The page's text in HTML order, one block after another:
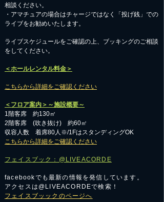
相談ください。
​・アマチュアの場合はチャージではなく「投げ銭」での
ライブをお勧めいたします。
​ライブスケジュールをご確認の上、ブッキングのご相談
をしてください。
＜ホールレンタル料金＞
こちらから詳細をご確認ください
＜フロア案内＞～施設概要～
1階客席 約130㎡
2階客席 (吹き抜け) 約60㎡
収容人数 着席80人※/1FはスタンディングOK
こちらから詳細をご確認ください
フェイスブック：@LIVEACORDE
facebookでも最新の情報を発信しています。
アクセスは@LIVEACORDEで検索！
フェイスブッックのページへ